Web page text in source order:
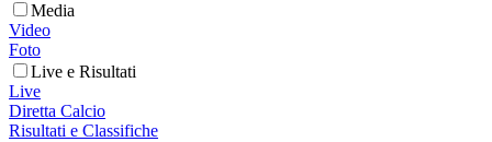
Media
Video
Foto
Live e Risultati
Live
Diretta Calcio
Risultati e Classifiche